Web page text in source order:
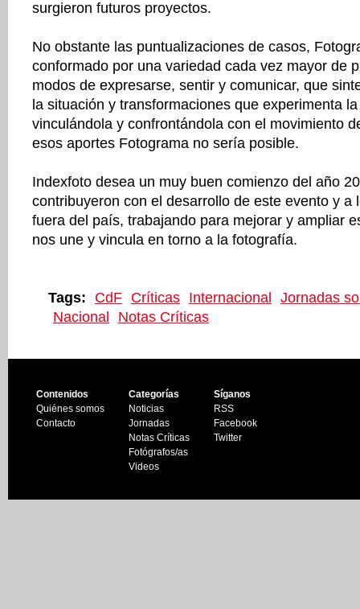
surgieron futuros proyectos.
No obstante las puntualizaciones de casos,
conformado por una variedad cada vez mayor de
modos de expresarse, sentir y comunicar, que
la situación y transformaciones que experimenta
vinculándola y confrontándola con el movimiento
esos aportes Fotograma no sería posible.
Indexfoto desea un muy buen comienzo del año
contribuyeron con el desarrollo de este evento y a
fuera del país, trabajando para mejorar y ampliar
nos une y vincula en torno a la fotografía.
Tags: CdF Críticas Internacional
Jornadas
Nacional
Notas Críticas
Contenidos
Quiénes somos
Contacto
Categorías
Noticias
Jornadas
Notas Críticas
Fotógrafos/as
Videos
Síganos
RSS
Facebook
Twitter